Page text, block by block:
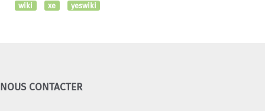
wiki
xe yeswiki
NOUS CONTACTER